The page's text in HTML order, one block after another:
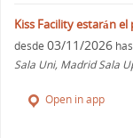
Kiss Facility estarán
desde 03/11/2026
Sala Uni, Madrid Sala
Open in app